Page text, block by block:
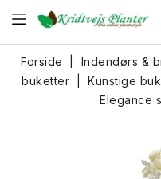
Forside Indendørs &
buketter
Kunstige
Elegance